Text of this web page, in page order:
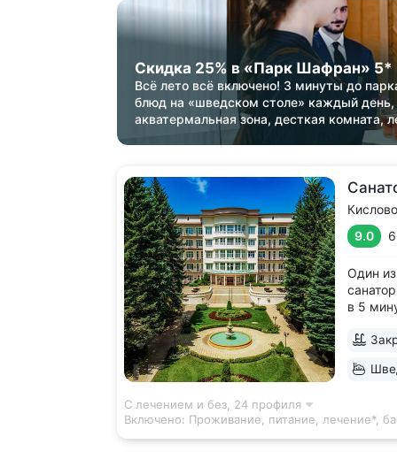
Скидка 25% в «Парк Шафран» 5*
Всё лето всё включено! 3 минуты до
блюд на «шведском столе» каждый день,
акватермальная зона, десткая комната,
9.0
Один
в 5
Парк
к
С лечением и без, 24 профиля
Включено: Проживание, питание, лечение*,